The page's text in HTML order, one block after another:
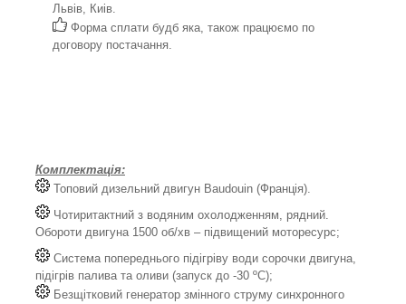
Львів, Киів.
Форма сплати будб яка, також працюємо по
договору постачання.
Комплектація:
Топовий дизельний двигун Baudouin (Франція).
Чотиритактний з водяним охолодженням, рядний.
Обороти двигуна 1500 об/хв – підвищений моторесурс;
Система попереднього підігріву води сорочки двигуна,
підігрів палива та оливи (запуск до -30 ºС);
Безщітковий генератор змінного струму синхронного